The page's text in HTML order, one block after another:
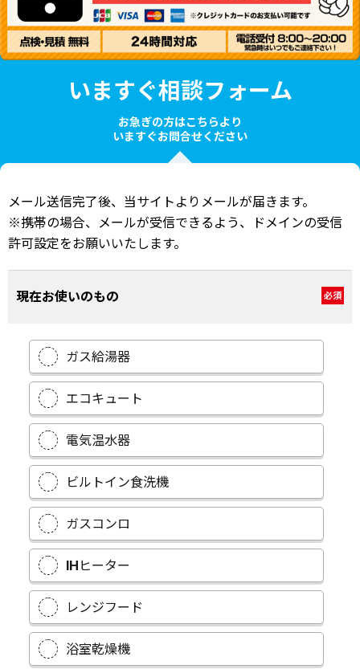
いますぐ相談フォーム
お急ぎの方はこちらより
いますぐお問合せください
メール送信完了後、当サイトよりメールが届きます。
※携帯の場合、メールが受信できるよう、ドメインの受信
許可設定をお願いいたします。
現在お使いのもの 必須
ガス給湯器
エコキュート
電気温水器
ビルトイン食洗機
ガスコンロ
IHヒーター
レンジフード
浴室乾燥機